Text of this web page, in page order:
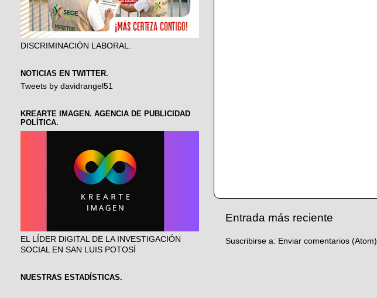
Entrada más reciente
Suscribirse a: Enviar comentarios (Atom)
DISCRIMINACIÓN LABORAL.
NOTICIAS EN TWITTER.
Tweets by davidrangel51
KREARTE IMAGEN. AGENCIA DE PUBLICIDAD
POLÍTICA.
EL LÍDER DIGITAL DE LA INVESTIGACIÓN
SOCIAL EN SAN LUIS POTOSÍ
NUESTRAS ESTADÍSTICAS.